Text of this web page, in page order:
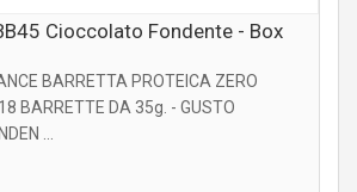
Cioccolato Fondente - Box
BARRETTA PROTEICA ZERO
BARRETTE DA 35g. - GUSTO
...